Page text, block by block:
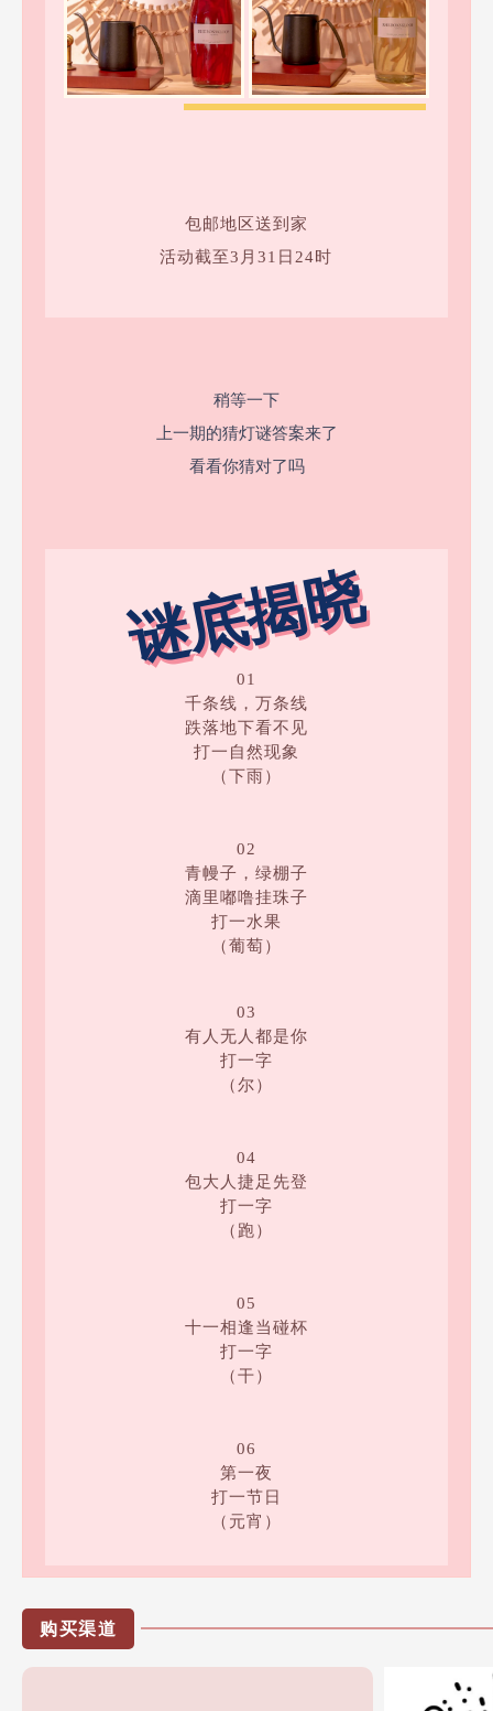
包邮地区送到家
活动截至3月31日24时
稍等一下
上一期的猜灯谜答案来了
看看你猜对了吗
谜底揭晓
01
千条线，万条线
跌落地下看不见
打一自然现象
（下雨）
02
青幔子，绿棚子
滴里嘟噜挂珠子
打一水果
（葡萄）
03
有人无人都是你
打一字
（尔）
04
包大人捷足先登
打一字
（跑）
05
十一相逢当碰杯
打一字
（干）
06
第一夜
打一节日
（元宵）
购买渠道